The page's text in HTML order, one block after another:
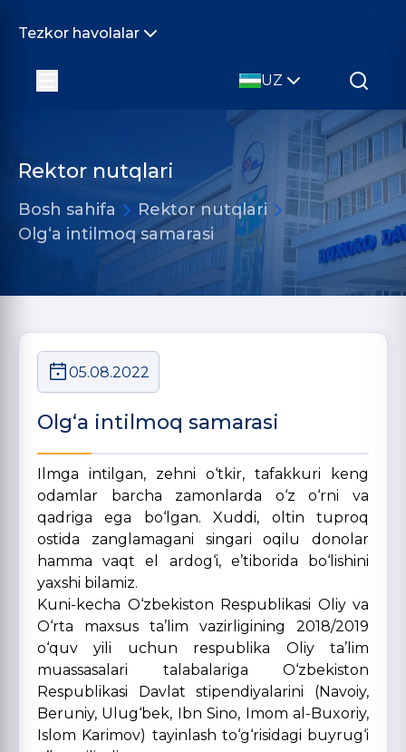
Tezkor havolalar
UZ
Rektor nutqlari
Bosh sahifa
Rektor nutqlari
Olg‘a intilmoq samarasi
05.08.2022
Olg‘a intilmoq samarasi
Ilmga intilgan, zehni o‘tkir, tafakkuri keng
odamlar barcha zamonlarda o‘z o‘rni va
qadriga ega bo‘lgan. Xuddi, oltin tuproq
ostida zanglamagani singari oqilu donolar
hamma vaqt el ardog‘i, e’tiborida bo‘lishini
yaxshi bilamiz.
Kuni-kecha O‘zbekiston Respublikasi Oliy va
O‘rta maxsus ta’lim vazirligining 2018/2019
o‘quv yili uchun respublika Oliy ta’lim
muassasalari talabalariga O‘zbekiston
Respublikasi Davlat stipendiyalarini (Navoiy,
Beruniy, Ulug‘bek, Ibn Sino, Imom al-Buxoriy,
Islom Karimov) tayinlash to‘g‘risidagi buyrug‘i